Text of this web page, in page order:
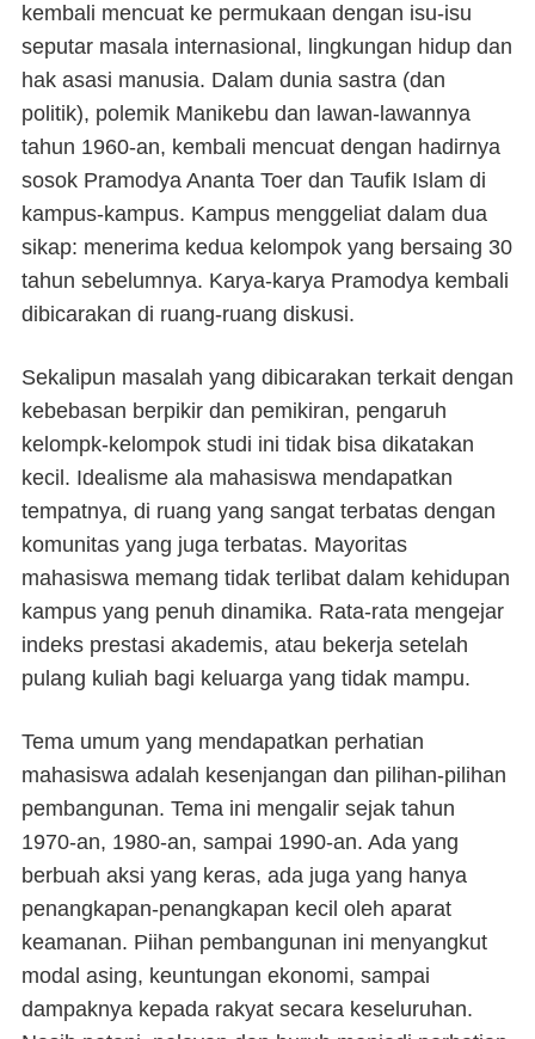
kembali mencuat ke permukaan dengan isu-isu
seputar masala internasional, lingkungan hidup dan
hak asasi manusia. Dalam dunia sastra (dan
politik), polemik Manikebu dan lawan-lawannya
tahun 1960-an, kembali mencuat dengan hadirnya
sosok Pramodya Ananta Toer dan Taufik Islam di
kampus-kampus. Kampus menggeliat dalam dua
sikap: menerima kedua kelompok yang bersaing 30
tahun sebelumnya. Karya-karya Pramodya kembali
dibicarakan di ruang-ruang diskusi.
Sekalipun masalah yang dibicarakan terkait dengan
kebebasan berpikir dan pemikiran, pengaruh
kelompk-kelompok studi ini tidak bisa dikatakan
kecil. Idealisme ala mahasiswa mendapatkan
tempatnya, di ruang yang sangat terbatas dengan
komunitas yang juga terbatas. Mayoritas
mahasiswa memang tidak terlibat dalam kehidupan
kampus yang penuh dinamika. Rata-rata mengejar
indeks prestasi akademis, atau bekerja setelah
pulang kuliah bagi keluarga yang tidak mampu.
Tema umum yang mendapatkan perhatian
mahasiswa adalah kesenjangan dan pilihan-pilihan
pembangunan. Tema ini mengalir sejak tahun
1970-an, 1980-an, sampai 1990-an. Ada yang
berbuah aksi yang keras, ada juga yang hanya
penangkapan-penangkapan kecil oleh aparat
keamanan. Piihan pembangunan ini menyangkut
modal asing, keuntungan ekonomi, sampai
dampaknya kepada rakyat secara keseluruhan.